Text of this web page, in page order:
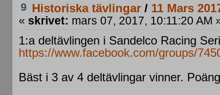
9 Historiska tävlingar / 11 Mars
« skrivet: mars 07, 2017, 10:11:20 AM
1:a deltävlingen i Sandelco Racing
https://www.facebook.com/groups/
Bäst i 3 av 4 deltävlingar vinner.